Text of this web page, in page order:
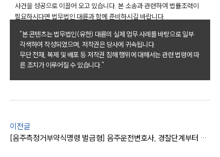
팀소개
팀소개
대륜의 강점
오시는 길
글로벌 파트너 로펌
고객의 소리
통합검색
주요 업무사례
사건을 성공으로 이끌어 오고 있습니다. 본 소송과 관련하여 법률조력이
필요하시다면 법무법인 대륜과 함께 준비하시길 바랍니다.
"본 콘텐츠는 법무법인(유한) 대륜의 실제 업무 사례를 바탕으로 일부
각색하여 작성되었으며, 저작권은 당사에 귀속됩니다.
무단 전재, 복제 및 배포 등 저작권 침해 행위에 대해서는 관련 법령에 따
른 조치가 이루어질 수 있습니다."
이전글
[음주측정거부약식명령 벌금형] 음주운전변호사, 경찰단계부터 조력 의뢰인 만족할 만한 결과 얻음